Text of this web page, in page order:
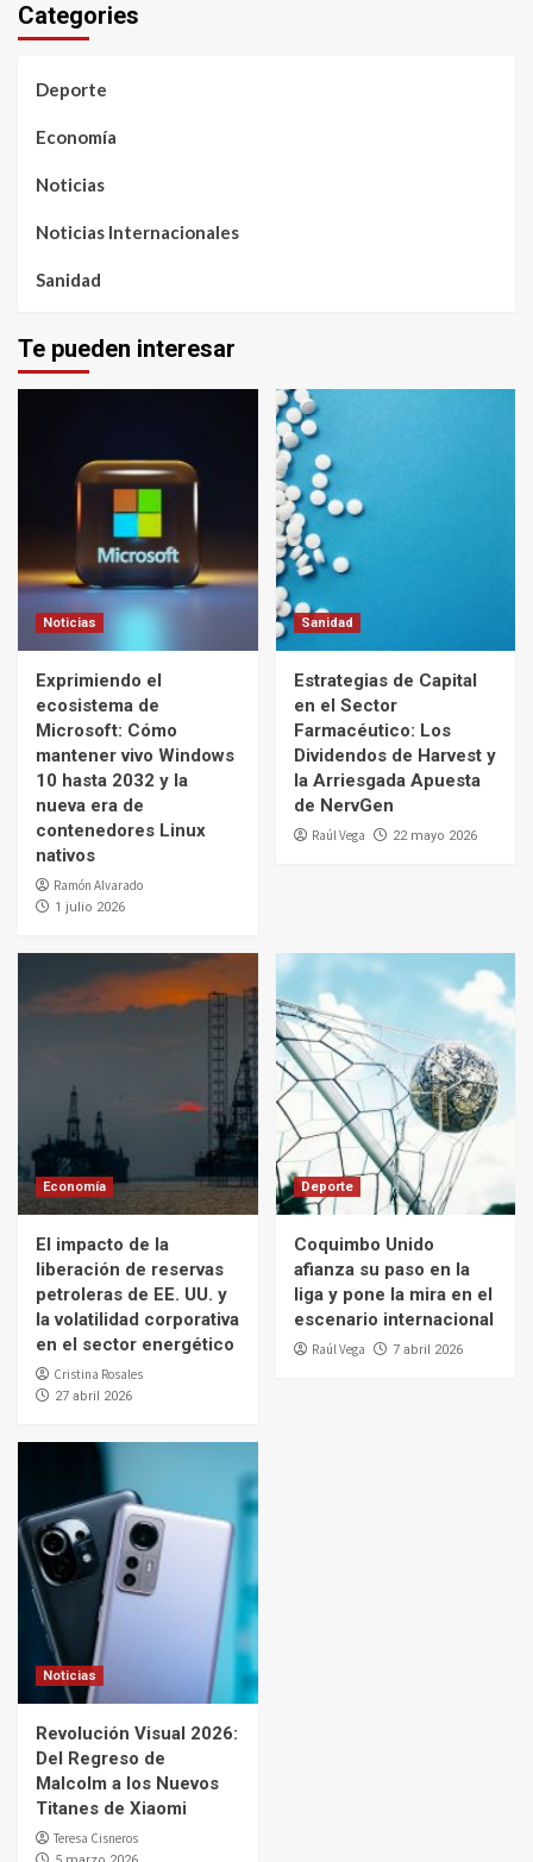
Categories
Deporte
Economía
Noticias
Noticias Internacionales
Sanidad
Te pueden interesar
Noticias
Exprimiendo el
ecosistema de
Microsoft: Cómo
mantener vivo Windows
10 hasta 2032 y la
nueva era de
contenedores Linux
nativos
Ramón Alvarado
1 julio 2026
Sanidad
Estrategias de Capital
en el Sector
Farmacéutico: Los
Dividendos de Harvest y
la Arriesgada Apuesta
de NervGen
Raúl Vega 22 mayo 2026
Economía
El impacto de la
liberación de reservas
petroleras de EE. UU. y
la volatilidad corporativa
en el sector energético
Cristina Rosales
27 abril 2026
Deporte
Coquimbo Unido
afianza su paso en la
liga y pone la mira en el
escenario internacional
Raúl Vega 7 abril 2026
Noticias
Revolución Visual 2026:
Del Regreso de
Malcolm a los Nuevos
Titanes de Xiaomi
Teresa Cisneros